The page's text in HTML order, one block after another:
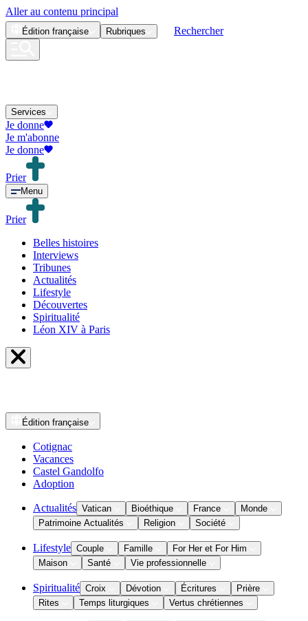
Aller au contenu principal
Édition française Rubriques Rechercher
Services
Je donne
Je m'abonne
Je donne
Prier
Menu
Prier
Belles histoires
Interviews
Tribunes
Actualités
Lifestyle
Découvertes
Spiritualité
Léon XIV à Paris
Édition française
Cotignac
Vacances
Castel Gandolfo
Adoption
Actualités Vatican Bioéthique France
Monde
Patrimoine Actualités
Religion Société
Lifestyle Couple Famille
For Her et For Him
Maison
Santé Vie professionnelle
Spiritualité Croix Dévotion Écritures
Prière
Rites
Temps liturgiques Vertus chrétiennes